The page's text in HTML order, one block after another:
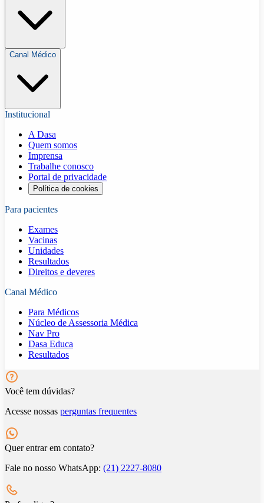
Canal Médico
Institucional
A Dasa
Quem somos
Imprensa
Trabalhe conosco
Portal de privacidade
Política de cookies
Para pacientes
Exames
Vacinas
Unidades
Resultados
Direitos e deveres
Canal Médico
Para Médicos
Núcleo de Assessoria Médica
Nav Pro
Dasa Educa
Resultados
Você tem dúvidas?
Acesse nossas perguntas frequentes
Quer entrar em contato?
Fale no nosso WhatsApp: (21) 2227-8080